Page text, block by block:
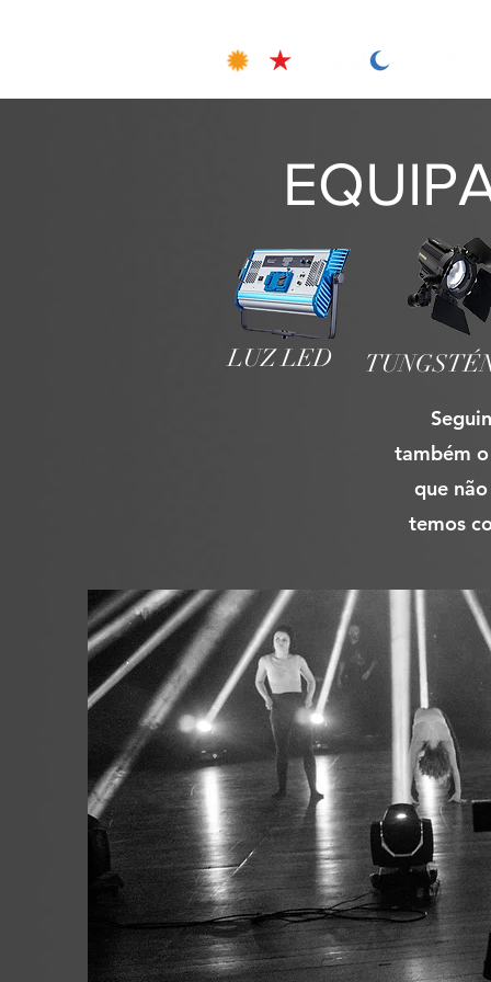
LUZ LED
também
que
temos